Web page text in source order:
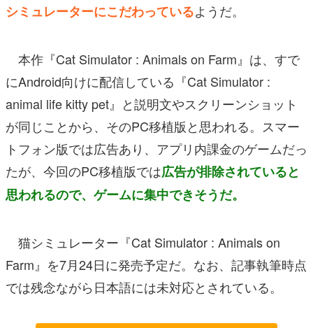
シミュレーターにこだわっているようだ。
本作『Cat Simulator : Animals on Farm』は、すで
にAndroid向けに配信している『Cat Simulator :
animal life kitty pet』と説明文やスクリーンショット
が同じことから、そのPC移植版と思われる。スマー
トフォン版では広告あり、アプリ内課金のゲームだっ
たが、今回のPC移植版では広告が排除されていると
思われるので、ゲームに集中できそうだ。
猫シミュレーター『Cat Simulator : Animals on
Farm』を7月24日に発売予定だ。なお、記事執筆時点
では残念ながら日本語には未対応とされている。